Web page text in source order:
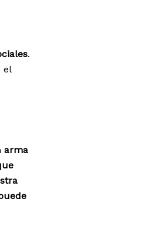
.
el
arma